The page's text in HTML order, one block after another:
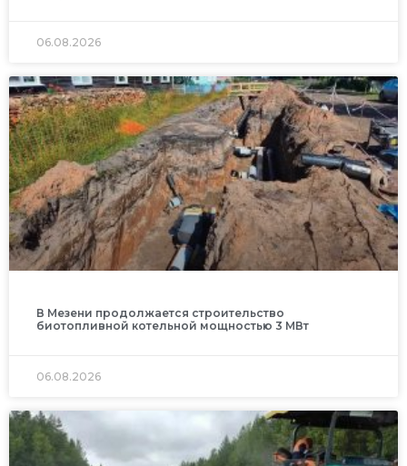
06.08.2026
В Мезени продолжается строительство
биотопливной котельной мощностью 3 МВт
06.08.2026